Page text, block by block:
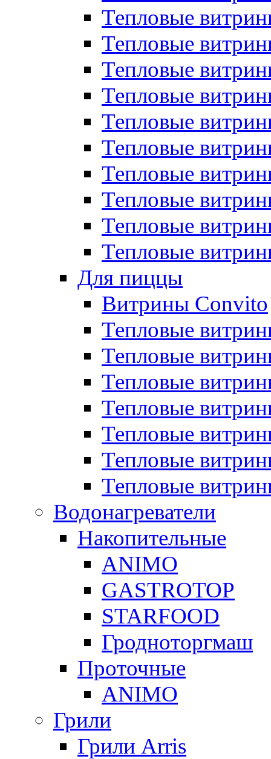
Тепловые
Тепловые
Тепловые
Тепловые
Тепловые
Тепловые
Тепловые
Тепловые
Тепловые
Тепловые
Для пиццы
Витрины Convito
Тепловые
Тепловые
Тепловые
Тепловые
Тепловые
Тепловые
Тепловые
Водонагреватели
Накопительные
ANIMO
GASTROTOP
STARFOOD
Гродноторгмаш
Проточные
ANIMO
Грили
Грили Arris